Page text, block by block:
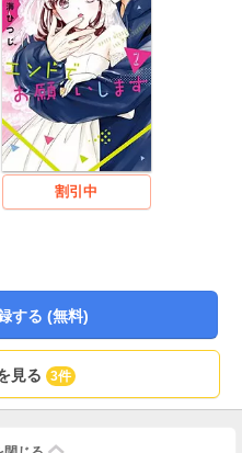
割引中
する (無料)
見る 3件